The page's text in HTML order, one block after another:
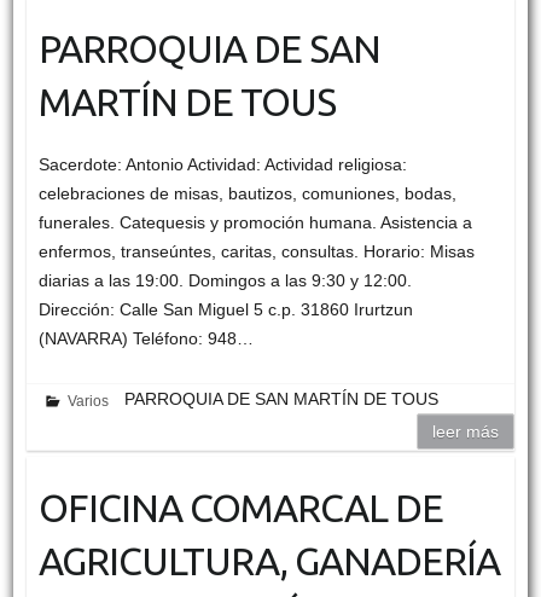
PARROQUIA DE SAN
MARTÍN DE TOUS
Sacerdote: Antonio Actividad: Actividad religiosa:
celebraciones de misas, bautizos, comuniones, bodas,
funerales. Catequesis y promoción humana. Asistencia a
enfermos, transeúntes, caritas, consultas. Horario: Misas
diarias a las 19:00. Domingos a las 9:30 y 12:00.
Dirección: Calle San Miguel 5 c.p. 31860 Irurtzun
(NAVARRA) Teléfono: 948…
Varios
PARROQUIA DE SAN MARTÍN DE TOUS
leer más
OFICINA COMARCAL DE
AGRICULTURA, GANADERÍA